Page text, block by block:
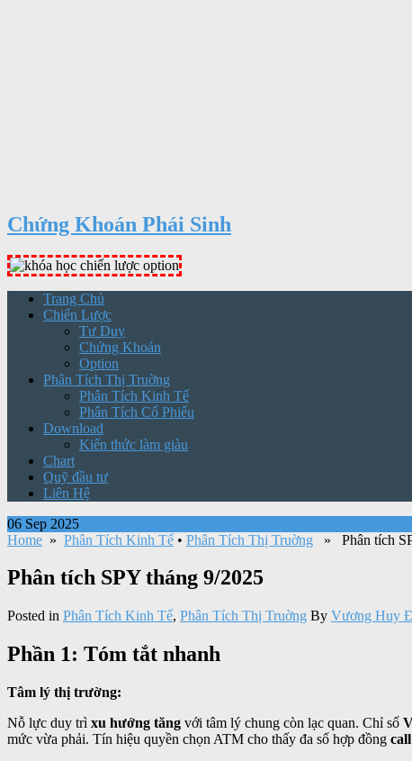
Chứng Khoán Phái Sinh
Trang Chủ
Chiến Lược
Tư Duy
Chứng Khoán
Option
Phân Tích Thị Truờng
Phân Tích Kinh Tế
Phân Tích Cổ Phiếu
Download
Kiến thức làm giàu
Chart
Quỹ đầu tư
Liên Hệ
06 Sep 2025
Home » Phân Tích Kinh Tế • Phân Tích Thị Truờng » Phân tích
Phân tích SPY tháng 9/2025
Posted in Phân Tích Kinh Tế, Phân Tích Thị Truờng By Vương Huy
Phần 1: Tóm tắt nhanh
Tâm lý thị trường:
Nỗ lực duy trì xu hướng tăng với tâm lý chung còn lạc quan. Chỉ số
mức vừa phải. Tín hiệu quyền chọn ATM cho thấy đa số hợp đồng